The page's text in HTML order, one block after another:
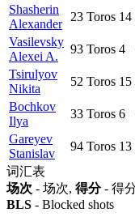
Shasherin
Alexander
23 Toros 14
Vasilevsky
Alexei A.
93 Toros 4
Tsirulyov
Nikita
52 Toros 15
Bochkov
Ilya
33 Toros 6
Gareyev
Stanislav
94 Toros 13
词汇表
场次 - 场次, 得分- 得
BLS - Blocked shots